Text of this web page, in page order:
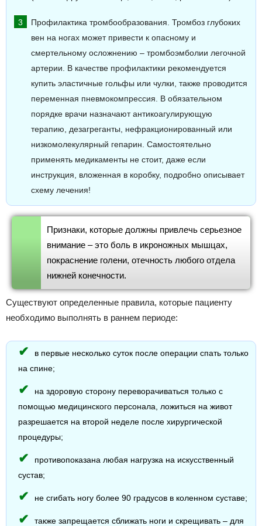
Профилактика тромбообразования. Тромбоз глубоких
вен на ногах может привести к опасному и
смертельному осложнению – тромбоэмболии легочной
артерии. В качестве профилактики рекомендуется
купить эластичные гольфы или чулки, также проводится
переменная пневмокомпрессия. В обязательном
порядке врачи назначают антикоагулирующую
терапию, дезагреганты, нефракционированный или
низкомолекулярный гепарин. Самостоятельно
применять медикаменты не стоит, даже если
инструкция, вложенная в коробку, подробно описывает
схему лечения!
Признаки, которые должны привлечь серьезное
внимание – это боль в икроножных мышцах,
покраснение голени, отечность любого отдела
нижней конечности.
Существуют определенные правила, которые пациенту
необходимо выполнять в раннем периоде:
в первые несколько суток после операции спать только
на спине;
на здоровую сторону переворачиваться только с
помощью медицинского персонала, ложиться на живот
разрешается на второй неделе после хирургической
процедуры;
противопоказана любая нагрузка на искусственный
сустав;
не сгибать ногу более 90 градусов в коленном суставе;
также запрещается сближать ноги и скрещивать – для